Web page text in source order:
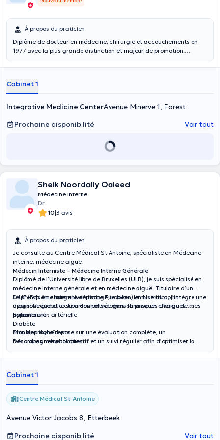
À propos du praticien
Diplôme de docteur en médecine, chirurgie et accouchements en
1977 avec la plus grande distinction et majeur de promotion.
grande distinction. Spécialisation en soins intensifs. Professeur
domaines de compétences couvrent les pathologies
cardiopulmonaires, digestives, hépatiques, rénales, auto-immunes
et auto-inflammatoires. Dans le cadre des soins intensifs, je suis
compétent en diagnostics et suivis de syndrome coronariens aigus,
d'AVC et AIT, d'insuffisance rénale chronique avec ou sans
hémodialyse.
Cabinet 1
Integrative Medicine CenterAvenue Minerve 1, Forest
Prochaine disponibilité
Voir tout
Sheik Noordally Oaleed
Médecine Interne
Dr.
10|3 avis
À propos du praticien
Je consulte au Centre Médical St Antoine, spécialiste en Médecine
interne, médecine aigue.
Médecin Interniste – Médecine Interne Générale
Diplômé de l’Université libre de Bruxelles (ULB), je suis spécialisé en
médecine interne générale et en médecine aiguë. Titulaire d’un
DIUE (Diplôme Interuniversitaire Européen) en Nutrition, j’intègre une
approche globale et personnalisée dans la prise en charge de mes
patients.
Je prends en charge le dépistage, le bilan, la mise au point
diagnostique et le suivi des pathologies chroniques et aiguës,
notamment :
Hypertension artérielle
Diabète
Troubles thyroïdiens
Désordres métaboliques
Bilan nutritionnel
Mon approche repose sur une évaluation complète, un
accompagnement attentif et un suivi régulier afin d’optimiser la
Cabinet 1
Centre Médical St-Antoine
Avenue Victor Jacobs 8, Etterbeek
Prochaine disponibilité
Voir tout